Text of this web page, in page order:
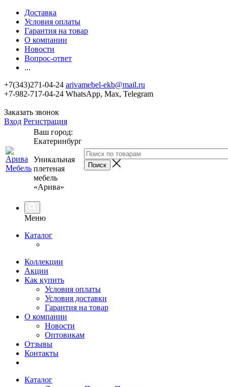
Доставка
Условия оплаты
Гарантия на товар
О компании
Новости
Вопрос-ответ
...
+7(343)271-04-24 arivamebel-ekb@mail.ru
+7-982-717-04-24 WhatsApp, Max, Telegram
Заказать звонок
Вход Регистрация
Ваш город:
Екатеринбург
Уникальная
плетеная
мебель
«Арива»
Меню
Каталог
Коллекции
Акции
Как купить
Условия оплаты
Условия доставки
Гарантия на товар
О компании
Новости
Оптовикам
Отзывы
Контакты
Каталог